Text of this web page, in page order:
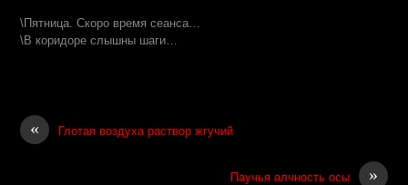
\Пятница. Скоро время сеанса…
\В коридоре слышны шаги…
« Глотая воздуха раствор жгучий
»
Паучья алчность осы